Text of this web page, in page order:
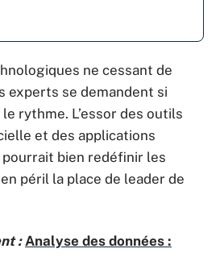
ne cessant de
experts se demandent si
rythme. L’essor des outils
et des applications
bien redéfinir les
péril la place de leader de
: Analyse des données :